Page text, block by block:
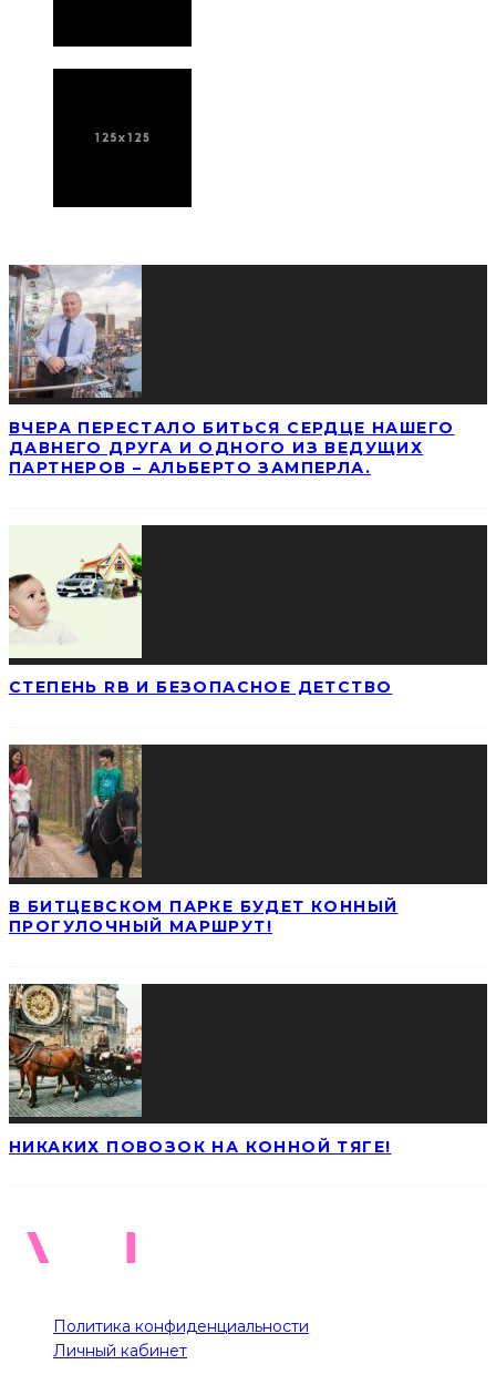
ВЧЕРА ПЕРЕСТАЛО БИТЬСЯ СЕРДЦЕ НАШЕГО
ДАВНЕГО ДРУГА И ОДНОГО ИЗ ВЕДУЩИХ
ПАРТНЕРОВ – АЛЬБЕРТО ЗАМПЕРЛА.
СТЕПЕНЬ RB И БЕЗОПАСНОЕ ДЕТСТВО
В БИТЦЕВСКОМ ПАРКЕ БУДЕТ КОННЫЙ
ПРОГУЛОЧНЫЙ МАРШРУТ!
НИКАКИХ ПОВОЗОК НА КОННОЙ ТЯГЕ!
Политика конфиденциальности
Личный кабинет